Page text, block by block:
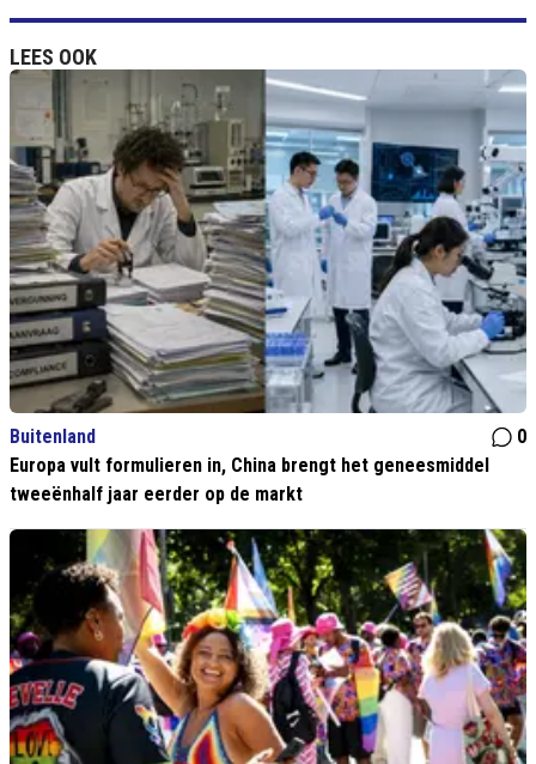
LEES OOK
Buitenland
0
Europa vult formulieren in, China brengt het geneesmiddel
tweeënhalf jaar eerder op de markt